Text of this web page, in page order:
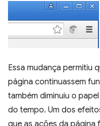
Essa mudança permitiu
página continuassem
também diminuiu o
do tempo. Um dos